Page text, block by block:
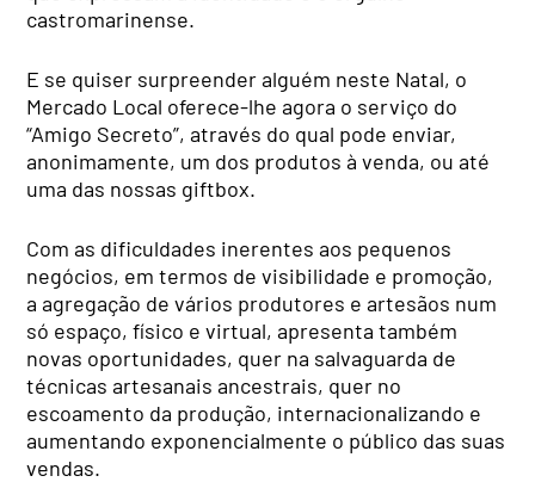
castromarinense.
E se quiser surpreender alguém neste Natal, o
Mercado Local oferece-lhe agora o serviço do
“Amigo Secreto”, através do qual pode enviar,
anonimamente, um dos produtos à venda, ou até
uma das nossas giftbox.
Com as dificuldades inerentes aos pequenos
negócios, em termos de visibilidade e promoção,
a agregação de vários produtores e artesãos num
só espaço, físico e virtual, apresenta também
novas oportunidades, quer na salvaguarda de
técnicas artesanais ancestrais, quer no
escoamento da produção, internacionalizando e
aumentando exponencialmente o público das suas
vendas.